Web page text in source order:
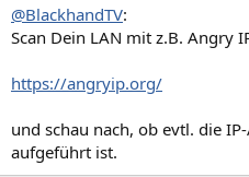
@BlackhandTV:
Scan Dein LAN mit z.B. Angry
https://angryip.org/
und schau nach, ob evtl. die
aufgeführt ist.